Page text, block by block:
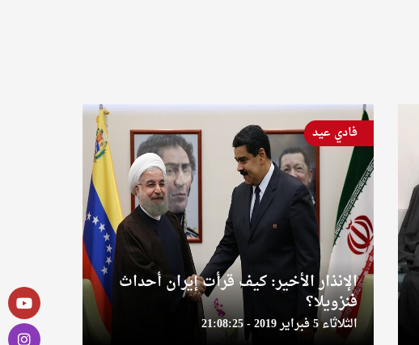
الإنذار الأخير: كيف قرأت إيران أحداث
فنزويلا؟
الثلاثاء 5 فبراير 2019 - 21:08:25
فادي عيد